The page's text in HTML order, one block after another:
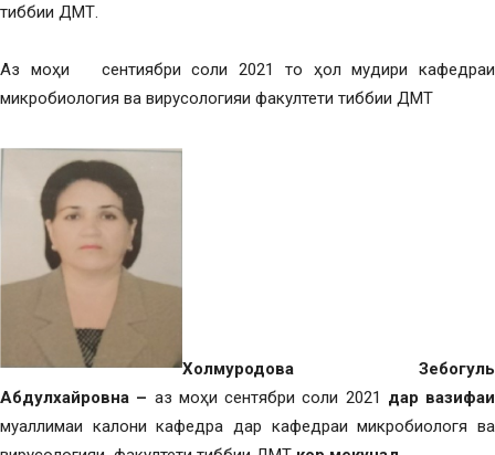
тиббии ДМТ.
Аз моҳи сентиябри соли 2021 то ҳол мудири кафедраи
микробиология ва вирусологияи факултети тиббии ДМТ
Холмуродова Зебогуль
Абдулхайровна – аз моҳи сентябри соли 2021 дар вазифаи
муаллимаи калони кафедра дар кафедраи микробиологя ва